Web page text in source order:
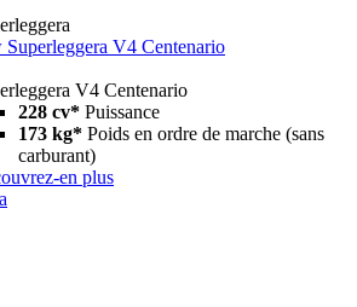
Superleggera V4 Centenario
V4 Centenario
228 cv* Puissance
173 kg* Poids en ordre de marche (sans
carburant)
en plus